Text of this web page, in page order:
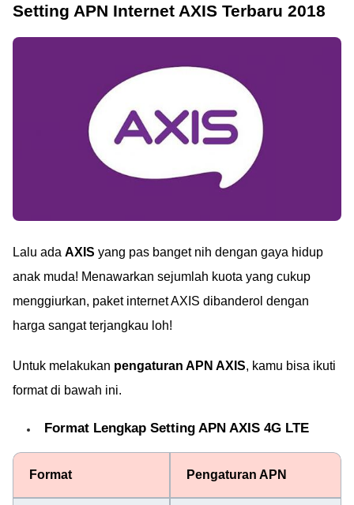
Setting APN Internet AXIS Terbaru 2018
Lalu ada AXIS yang pas banget nih dengan gaya hidup
anak muda! Menawarkan sejumlah kuota yang cukup
menggiurkan, paket internet AXIS dibanderol dengan
harga sangat terjangkau loh!
Untuk melakukan pengaturan APN AXIS, kamu bisa ikuti
format di bawah ini.
Format Lengkap Setting APN AXIS 4G LTE
Format Pengaturan APN